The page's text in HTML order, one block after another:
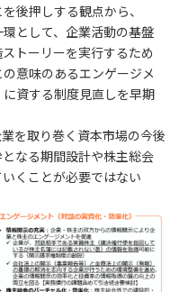
後押しする観点から、
環として、企業活動の基盤
トーリーを実行するため
意味のあるエンゲージメ
資する制度見直しを早期
を取り巻く資本市場の今後
なる期間設計や株主総会
くことが必要ではない